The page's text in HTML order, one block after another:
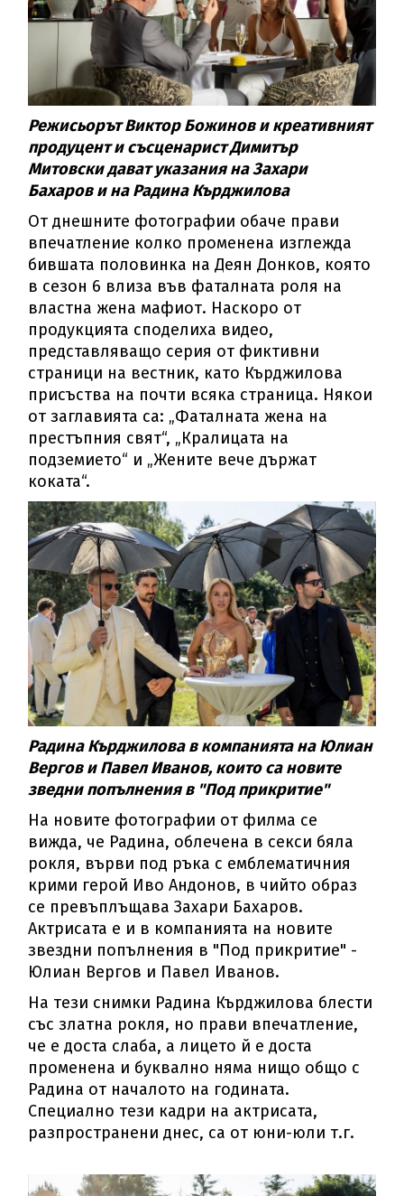
Режисьорът Виктор Божинов и креативният
продуцент и съсценарист Димитър
Митовски дават указания на Захари
Бахаров и на Радина Кърджилова
От днешните фотографии обаче прави
впечатление колко променена изглежда
бившата половинка на Деян Донков, която
в сезон 6 влиза във фаталната роля на
властна жена мафиот. Наскоро от
продукцията споделиха видео,
представляващо серия от фиктивни
страници на вестник, като Кърджилова
присъства на почти всяка страница. Някои
от заглавията са: „Фаталната жена на
престъпния свят“, „Кралицата на
подземието“ и „Жените вече държат
коката“.
Радина Кърджилова в компанията на Юлиан
Вергов и Павел Иванов, които са новите
зведни попълнения в "Под прикритие"
На новите фотографии от филма се
вижда, че Радина, облечена в секси бяла
рокля, върви под ръка с емблематичния
крими герой Иво Андонов, в чийто образ
се превъплъщава Захари Бахаров.
Актрисата е и в компанията на новите
звездни попълнения в "Под прикритие" -
Юлиан Вергов и Павел Иванов.
На тези снимки Радина Кърджилова блести
със златна рокля, но прави впечатление,
че е доста слаба, а лицето й е доста
променена и буквално няма нищо общо с
Радина от началото на годината.
Специално тези кадри на актрисата,
разпространени днес, са от юни-юли т.г.